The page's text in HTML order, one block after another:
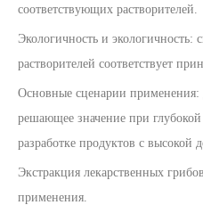
соответствующих растворителей.
Экологичность и экологичность:
растворителей соответствует
Основные сценарии применения:
решающее значение при глубокой
разработке продуктов с высокой
Экстракция лекарственных
применения.